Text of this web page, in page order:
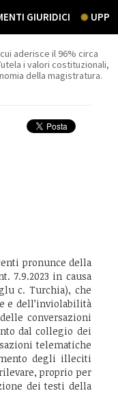
GIURIDICI UPP
aderisce il 96% circa
i valori costituzionali,
della magistratura.
pronunce della
7.9.2023 in causa
c. Turchia), che
e dell’inviolabilità
conversazioni
dal collegio dei
telematiche
degli illeciti
proprio per
dei testi della